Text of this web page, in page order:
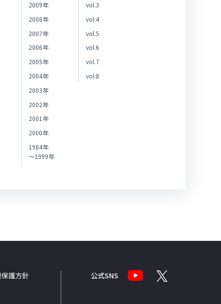
2009年
2008年
2007年
2006年
2005年
2004年
2003年
2002年
2001年
2000年
1984年
～1999年
vol.3
vol.4
vol.5
vol.6
vol.7
vol.8
保護方針 公式SNS